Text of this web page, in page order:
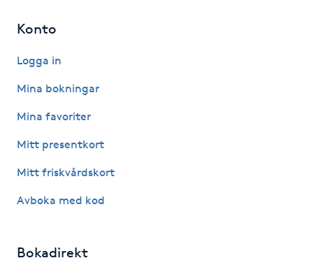
Hatha Yoga
Headspa
Herrklippning
HIFU
Hot Stone Massage
Konto
Logga in
Mina bokningar
Mina favoriter
Mitt presentkort
Mitt friskvårdskort
Avboka med kod
Bokadirekt